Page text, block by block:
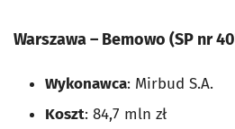
Warszawa – Bemowo (SP nr
Wykonawca: Mirbud S.A.
Koszt: 84,7 mln zł